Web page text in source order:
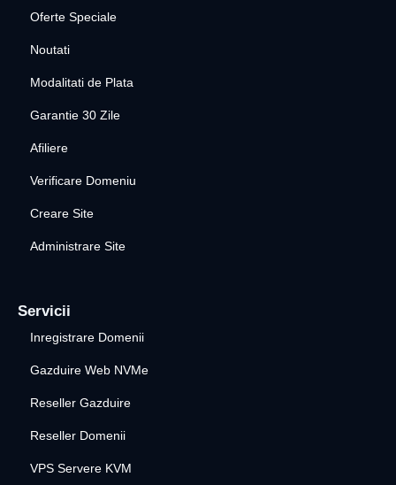
Oferte Speciale
Noutati
Modalitati de Plata
Garantie 30 Zile
Afiliere
Verificare Domeniu
Creare Site
Administrare Site
Servicii
Inregistrare Domenii
Gazduire Web NVMe
Reseller Gazduire
Reseller Domenii
VPS Servere KVM